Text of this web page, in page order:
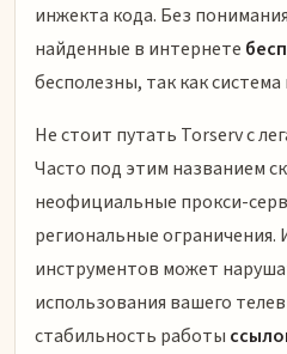
инжекта кода. Без
найденные в интернете
бесполезны, так как
Не стоит путать Torserv с
Часто под этим названием
неофициальные прокси-
региональные ограничения.
инструментов может
использования вашего
стабильность работы